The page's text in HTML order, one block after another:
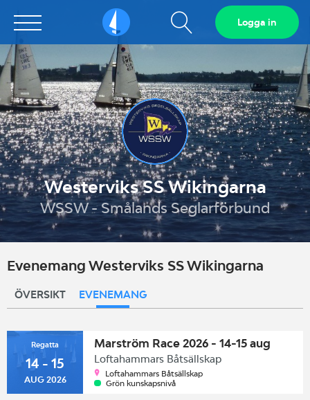
Sailarena Visa
sökfält
Logga in
Westerviks SS Wikingarna
WSSW - Smålands Seglarförbund
Evenemang Westerviks SS Wikingarna
ÖVERSIKT EVENEMANG
Regatta
14 - 15
AUG 2026
Marström Race 2026 - 14-15 aug
Loftahammars Båtsällskap
Loftahammars Båtsällskap
Grön kunskapsnivå